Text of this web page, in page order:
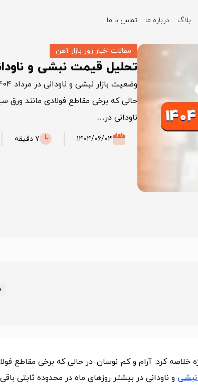
بلاگ درباره ما
تماس با ما
مقالات اخبار روز بازار آهن
تحلیل قیمت نبشی و ناودانی
حالی که برخی مقاطع فولادی مانند ورق
ناودانی در…
۱۴۰۴/۰۶/۰۳ 7 دقیقه
1404 را شاید بتوان در دو واژه خلاصه کرد: آرام و کم نوسان. در حالی که برخی مقاطع
و ناودانی در بیشتر روزهای ماه در محدوده‌ ثابتی باقی